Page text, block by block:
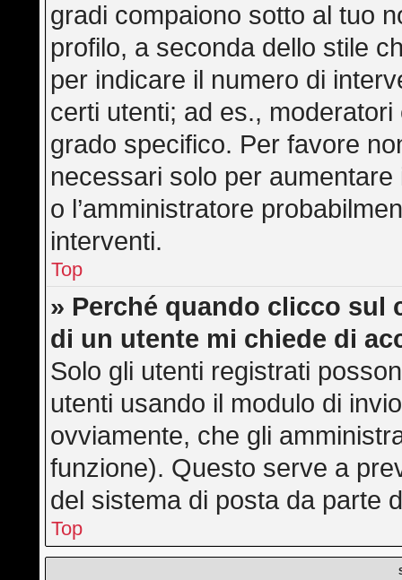
gradi compaiono sotto al tuo
profilo, a seconda dello stile
per indicare il numero di
certi utenti; ad es.,
grado specifico. Per favore
necessari solo per
o l’amministratore
interventi.
Top
» Perché quando clicco sul
di un utente mi chiede di
Solo gli utenti registrati
utenti usando il modulo di
ovviamente, che gli
funzione). Questo serve a
del sistema di posta da parte
Top